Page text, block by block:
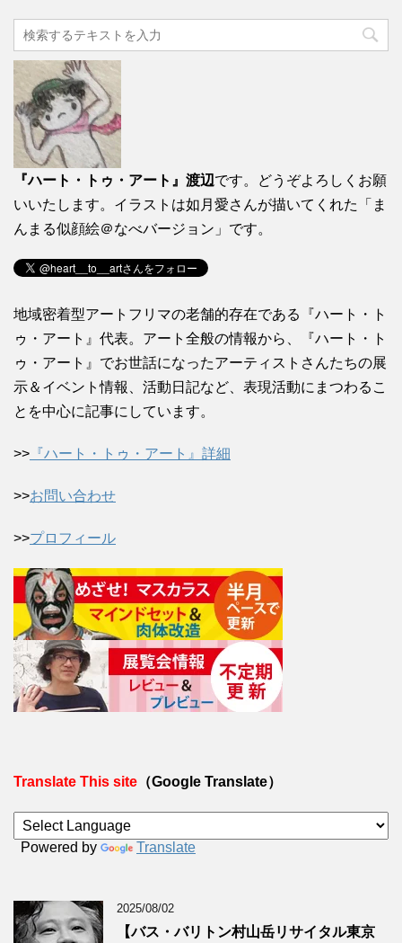
『ハート・トゥ・アート』渡辺です。どうぞよろしくお願
いいたします。イラストは如月愛さんが描いてくれた「ま
んまる似顔絵＠なべバージョン」です。
地域密着型アートフリマの老舗的存在である『ハート・ト
ゥ・アート』代表。アート全般の情報から、『ハート・ト
ゥ・アート』でお世話になったアーティストさんたちの展
示＆イベント情報、活動日記など、表現活動にまつわるこ
とを中心に記事にしています。
>> 『ハート・トゥ・アート』詳細
>>お問い合わせ
>>プロフィール
Translate This site （Google Translate）
Powered by Translate
2025/08/02
【バス・バリトン村山岳リサイタル東京